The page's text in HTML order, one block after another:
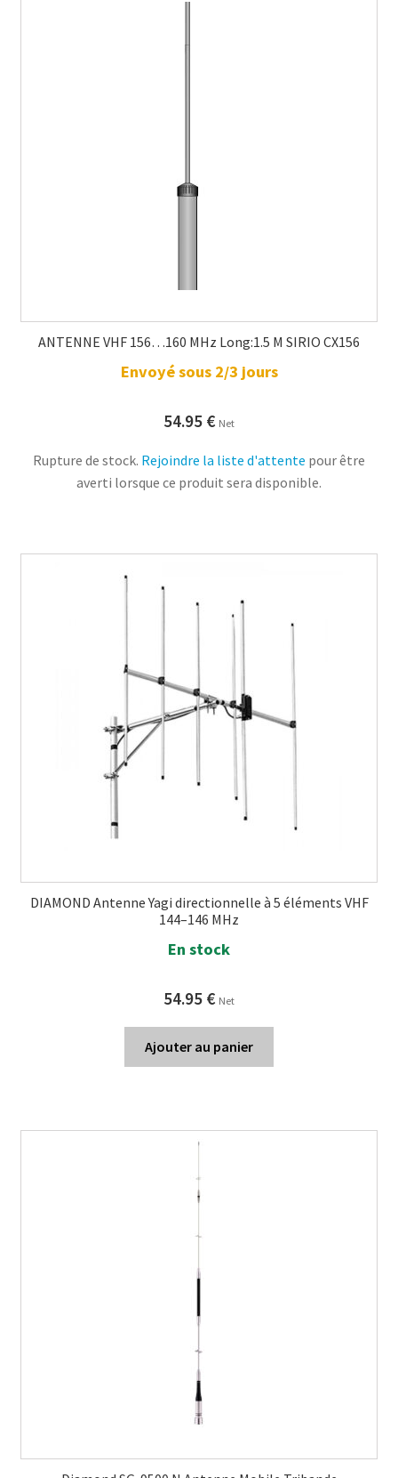
ANTENNE VHF 156…160 MHz Long:1.5 M SIRIO CX156
Envoyé sous 2/3 jours
54.95 € Net
Rupture de stock. Rejoindre la liste d'attente pour être
averti lorsque ce produit sera disponible.
DIAMOND Antenne Yagi directionnelle à 5 éléments VHF
144–146 MHz
En stock
54.95 € Net
Ajouter au panier